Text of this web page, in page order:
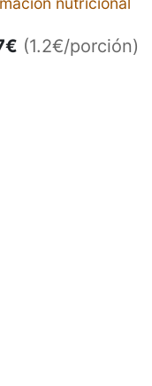
€ (1.2€/porción)